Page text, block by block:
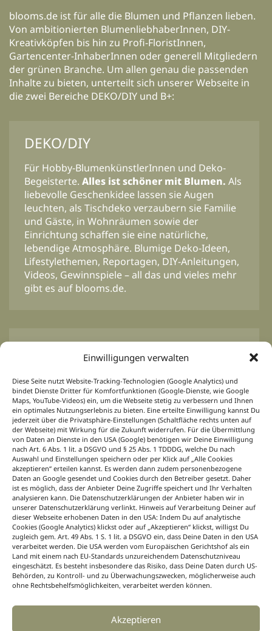
Einwilligungen verwalten
Diese Seite nutzt Website-Tracking-Technologien (Google Analytics) und
bindet Dienste Dritter für Komfortfunktionen (Google-Dienste, wie Google
Maps, YouTube-Videos) ein, um die Webseite stetig zu verbessern und Ihnen
ein optimales Nutzungserlebnis zu bieten. Eine erteilte Einwilligung kannst Du
jederzeit über die Privatsphäre-Einstellungen (Schaltfläche rechts unten auf
der Webseite) mit Wirkung für die Zukunft widerrufen. Für die Übermittlung
von Daten an Dienste in den USA (Google) benötigen wir Deine Einwilligung
nach Art. 6 Abs. 1 lit. a DSGVO und § 25 Abs. 1 TDDDG, welche Du nach
Auswahl und Einstellungen speichern oder per Klick auf „Alle Cookies
akzeptieren“ erteilen kannst. Es werden dann zudem personenbezogene
Daten an Google gesendet und Cookies durch den Betreiber gesetzt. Daher
ist es möglich, dass der Anbieter Deine Zugriffe speichert und Ihr Verhalten
analysieren kann. Die Datenschutzerklärungen der Anbieter haben wir in
unserer Datenschutzerklärung verlinkt. Hinweis auf Verarbeitung Deiner auf
dieser Webseite erhobenen Daten in den USA: Indem Du auf analytische
Cookies (Google Analytics) klickst oder auf „Akzeptieren“ klickst, willigst Du
zugleich gem. Art. 49 Abs. 1 S. 1 lit. a DSGVO ein, dass Deine Daten in den USA
verarbeitet werden. Die USA werden vom Europäischen Gerichtshof als ein
Land mit einem nach EU-Standards unzureichendem Datenschutzniveau
eingeschätzt. Es besteht insbesondere das Risiko, dass Deine Daten durch US-
Behörden, zu Kontroll- und zu Überwachungszwecken, möglicherweise auch
ohne Rechtsbehelfsmöglichkeiten, verarbeitet werden können.
Akzeptieren
blooms.de ist für alle die Blumen und Pflanzen lieben.
Von ambitionierten BlumenliebhaberInnen, DIY-
Kreativköpfen bis hin zu Profi-FloristInnen,
Gartencenter-InhaberInnen oder generell Mitgliedern
der grünen Branche. Um allen genau die passenden
Inhalte zu bieten, unterteilt sich unserer Webseite in
die zwei Bereiche DEKO/DIY und B+:
DEKO/DIY
Für Hobby-BlumenkünstlerInnen und Deko-
Begeisterte. Alles ist schöner mit Blumen. Als
liebevolle Geschenkidee lassen sie Augen
leuchten, als Tischdeko verzaubern sie Familie
und Gäste, in Wohnräumen sowie der
Einrichtung schaffen sie eine natürliche,
lebendige Atmosphäre. Blumige Deko-Ideen,
Lifestylethemen, Reportagen, DIY-Anleitungen,
Videos, Gewinnspiele – all das und vieles mehr
gibt es auf blooms.de.
BLOOM’s Professional
Von Profis für Profis.
Inspirationen für das
floristische Tagesgeschäft, Ideen und Konzepte
für Event-, Hochzeits-, Trauer- und
Saisonfloristik, passend zu jedem Anlass und
für jede Jahreszeit. Dazu News aus der Branche
immer aktuell, sieben Tage die Woche unter
dem B+ Icon bei BLOOM’s Professional
auf blooms.de.
Floristik lernen
Mit Wissen zum Floristik-Profi.Wie wird ein
Blumenstrauß gebunden? Welche Gesteckarten
gibt es? Auf welche Techniken kommt es beim
Arbeiten mit Blumen und Pflanzen an? Das und
vieles mehr bietet die floristische Nachschlage-
Sammlung „Floristik lernen“ unter dem B+ Icon